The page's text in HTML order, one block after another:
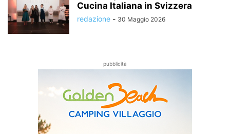
Cucina Italiana in Svizzera
redazione - 30 Maggio 2026
pubblicità